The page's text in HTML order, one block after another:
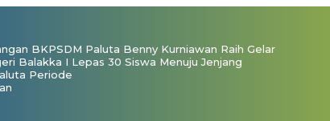
BKPSDM Paluta Benny Kurniawan Raih Gelar
Balakka I Lepas 30 Siswa Menuju Jenjang
Periode